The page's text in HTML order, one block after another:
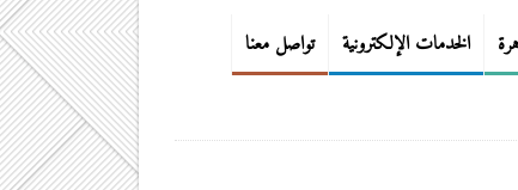
الخدمات الإلكترونية تواصل معنا